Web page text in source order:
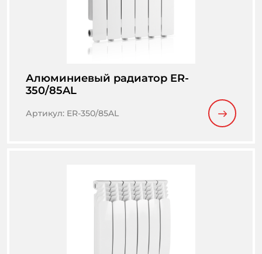
Алюминиевый радиатор ER-
350/85AL
Артикул: ER-350/85AL